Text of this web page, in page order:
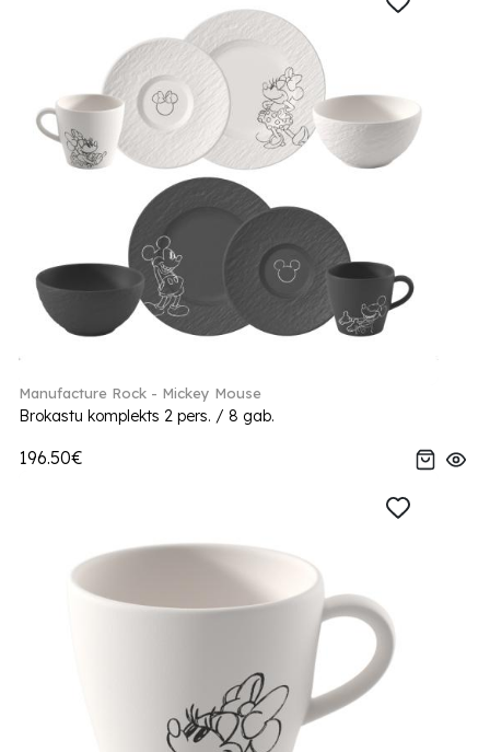
Manufacture Rock - Mickey Mouse
Brokastu komplekts 2 pers. / 8 gab.
196.50€